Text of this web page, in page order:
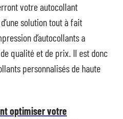
votre autocollant
solution tout à fait
d’autocollants a
qualité et de prix. Il est donc
personnalisés de haute
optimiser votre